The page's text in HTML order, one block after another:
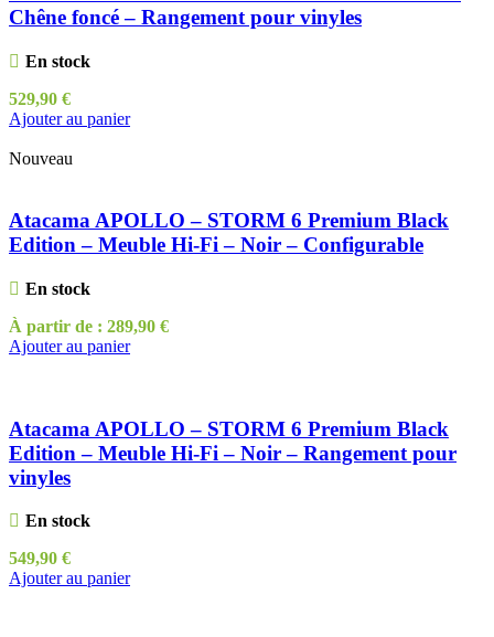
Chêne foncé – Rangement pour vinyles
En stock
529,90 €
Ajouter au panier
Nouveau
Atacama APOLLO – STORM 6 Premium Black
Edition – Meuble Hi-Fi – Noir – Configurable
En stock
À partir de : 289,90 €
Ajouter au panier
Atacama APOLLO – STORM 6 Premium Black
Edition – Meuble Hi-Fi – Noir – Rangement pour
vinyles
En stock
549,90 €
Ajouter au panier